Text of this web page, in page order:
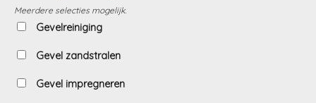
Meerdere selecties mogelijk.
Gevelreiniging
Gevel zandstralen
Gevel impregneren